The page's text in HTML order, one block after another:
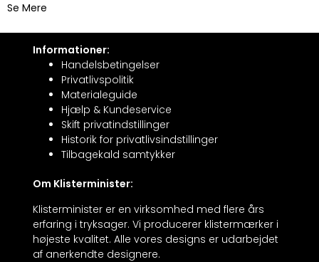
Se Mere
Informationer:
Handelsbetingelser
Privatlivspolitik
Materialeguide
Hjælp & Kundeservice
Skift privatindstillinger
Historik for privatlivsindstillinger
Tilbagekald samtykker
Om Klisterminister:
Klisterminister er en virksomhed med flere års
erfaring i tryksager. Vi producerer klistermærker i
højeste kvalitet. Alle vores designs er udarbejdet
af anerkendte designere.